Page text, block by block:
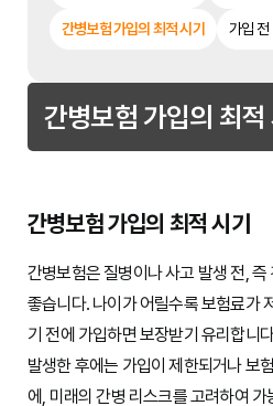
간병보험 가입의 최적 시기 가입 전
간병보험 가입의 최적
간병보험 가입의 최적 시기
간병보험은 질병이나 사고 발생 전,
좋습니다. 나이가 어릴수록 보험료가
기 전에 가입하면 보장받기 유리합니
발생한 후에는 가입이 제한되거나 보
에, 미래의 간병 리스크를 고려하여